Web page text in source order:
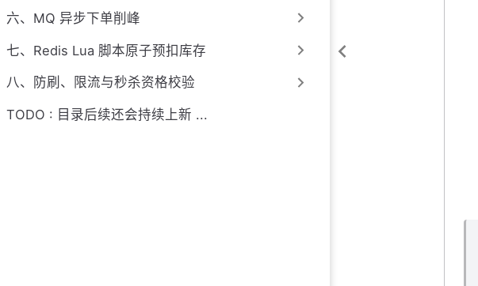
六、MQ 异步下单削峰
七、Redis Lua 脚本原子预扣库存
八、防刷、限流与秒杀资格校验
TODO : 目录后续还会持续上新 ...